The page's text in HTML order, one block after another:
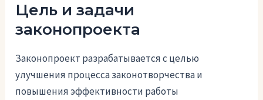
Цель и задачи
законопроекта
Законопроект разрабатывается с целью
улучшения процесса законотворчества и
повышения эффективности работы